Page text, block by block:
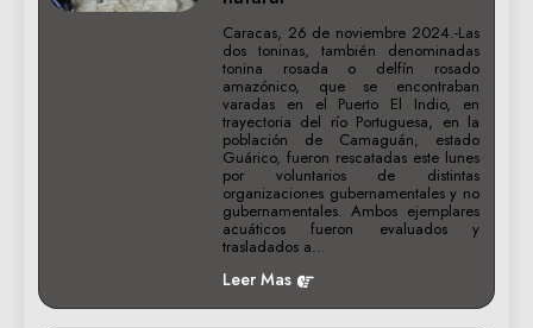
Caracas, 26 de noviembre 2024.-Las
dos toninas, también denominadas
tonina rosada o delfín rosado
amazónico, que se encontraban
varadas en el Puerto El Indio, en
trayectoria del río Portuguesa, en la
población de Camaguán, estado
Guárico, fueron rescatadas este lunes
por voluntarios de distintas
organizaciones gubernamentales y no
gubernamentales. Ambos ejemplares
acuáticos fueron evaluados y
trasladados a…
Leer Mas